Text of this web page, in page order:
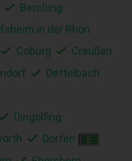
Berching
in der Rhön
Coburg Creußen
Dettelbach
Dingolfing
Dorfen E